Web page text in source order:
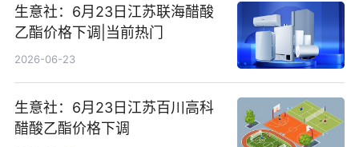
生意社：6月23日江苏联海醋酸
乙酯价格下调|当前热门
2026-06-23
生意社：6月23日江苏百川高科
醋酸乙酯价格下调